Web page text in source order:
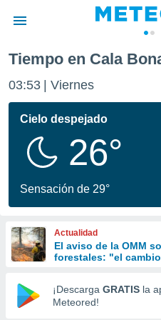
de
ha
calidad.
a este
las
y
forma
digital
basada
Tiempo en Cala
03:53 Viernes
Cielo despejado
26°
Sensación de 29°
Actualidad
El aviso de la OMM
forestales: "el
¡Descarga GRATIS la
Meteored!